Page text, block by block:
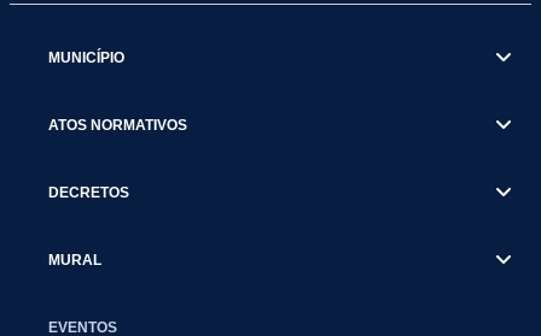
MUNICÍPIO
ATOS NORMATIVOS
DECRETOS
MURAL
EVENTOS